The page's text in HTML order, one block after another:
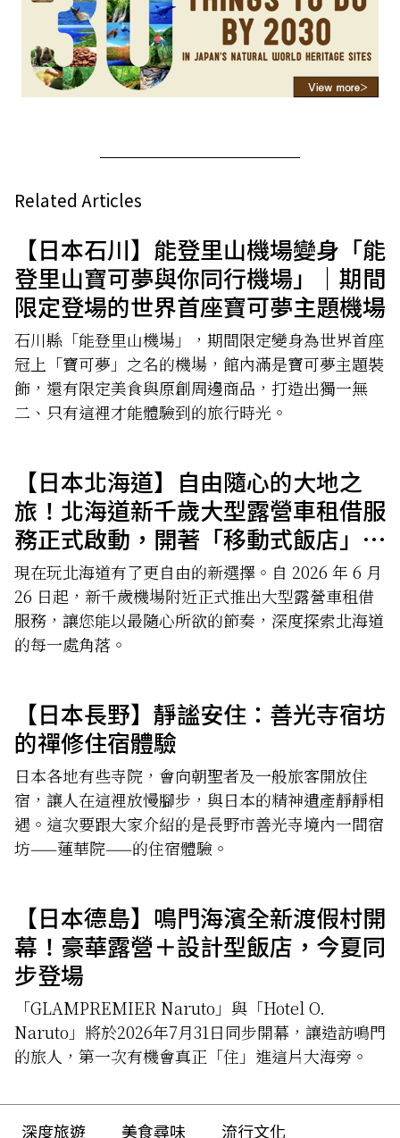
Related Articles
【日本石川】能登里山機場變身「能
登里山寶可夢與你同行機場」｜期間
限定登場的世界首座寶可夢主題機場
石川縣「能登里山機場」，期間限定變身為世界首座
冠上「寶可夢」之名的機場，館內滿是寶可夢主題裝
飾，還有限定美食與原創周邊商品，打造出獨一無
二、只有這裡才能體驗到的旅行時光。
【日本北海道】自由隨心的大地之
旅！北海道新千歲大型露營車租借服
務正式啟動，開著「移動式飯店」暢
遊北國
現在玩北海道有了更自由的新選擇。自 2026 年 6 月
26 日起，新千歲機場附近正式推出大型露營車租借
服務，讓您能以最隨心所欲的節奏，深度探索北海道
的每一處角落。
【日本長野】靜謐安住：善光寺宿坊
的禪修住宿體驗
日本各地有些寺院，會向朝聖者及一般旅客開放住
宿，讓人在這裡放慢腳步，與日本的精神遺產靜靜相
遇。這次要跟大家介紹的是長野市善光寺境內一間宿
坊——蓮華院——的住宿體驗。
【日本德島】鳴門海濱全新渡假村開
幕！豪華露營＋設計型飯店，今夏同
步登場
「GLAMPREMIER Naruto」與「Hotel O.
Naruto」將於2026年7月31日同步開幕，讓造訪鳴門
的旅人，第一次有機會真正「住」進這片大海旁。
深度旅遊 美食尋味 流行文化